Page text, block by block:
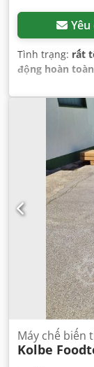
Yêu
Tình trạng: rất
động hoàn toàn
Máy chế biến
Kolbe